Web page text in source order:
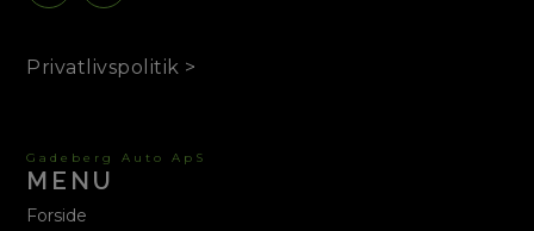
Privatlivspolitik >
Gadeberg Auto ApS
MENU
Forside